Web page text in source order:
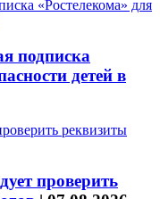
подписка
детей в
проверить